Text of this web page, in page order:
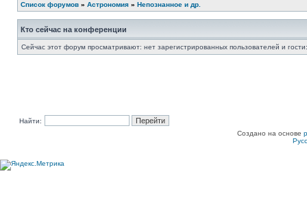
Список форумов » Астрономия » Непознанное и др.
Кто сейчас на конференции
Сейчас этот форум просматривают: нет зарегистрированных пользователей и
Найти:
Создано на основе